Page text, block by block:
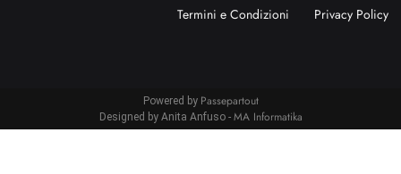
Termini e Condizioni Privacy Policy
Powered by Passepartout
Designed by Anita Anfuso - MA Informatika